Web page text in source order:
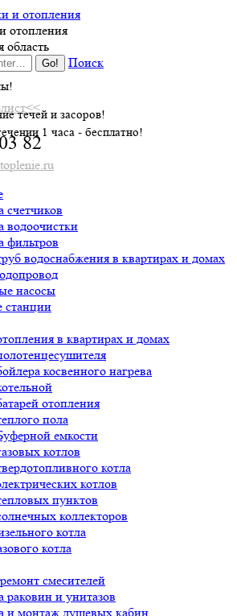
отопления
область
Поиск
течей и засоров!
1 часа - бесплатно!
82
счетчиков
водоочистки
фильтров
водоснабжения в квартирах и домах
насосы
станции
в квартирах и домах
косвенного нагрева
отопления
пола
емкости
котлов
котла
котлов
пунктов
коллекторов
котла
котла
смесителей
раковин и унитазов
и монтаж душевых кабин